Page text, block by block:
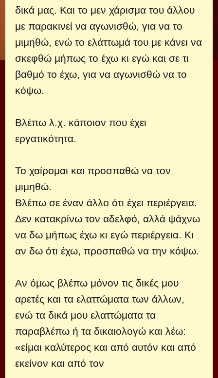
δικά μας. Και το μεν χάρισμα του άλλου
με παρακινεί να αγωνισθώ, για να το
μιμηθώ, ενώ το ελάττωμά του με κάνει να
σκεφθώ μήπως το έχω κι εγώ και σε τι
βαθμό το έχω, για να αγωνισθώ να το
κόψω.
Βλέπω λ.χ. κάποιον που έχει
εργατικότητα.
Το χαίρομαι και προσπαθώ να τον
μιμηθώ.
Βλέπω σε έναν άλλο ότι έχει περιέργεια.
Δεν κατακρίνω τον αδελφό, αλλά ψάχνω
να δω μήπως έχω κι εγώ περιέργεια. Κι
αν δω ότι έχω, προσπαθώ να την κόψω.
Αν όμως βλέπω μόνον τις δικές μου
αρετές και τα ελαττώματα των άλλων,
ενώ τα δικά μου ελαττώματα τα
παραβλέπω ή τα δικαιολογώ και λέω:
«είμαι καλύτερος και από αυτόν και από
εκείνον και από τον